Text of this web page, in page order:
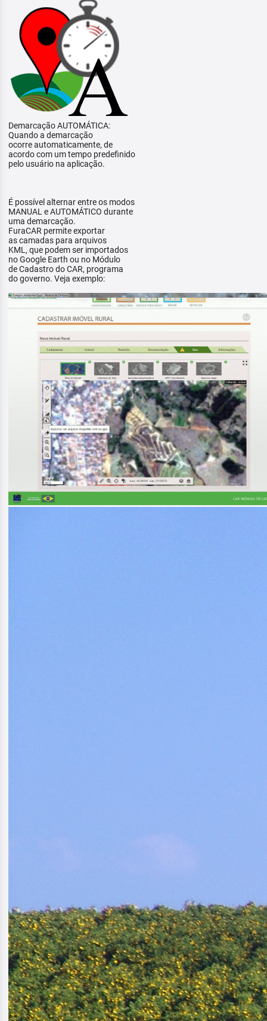
Demarcação AUTOMÁTICA:
Quando a demarcação
ocorre automaticamente, de
acordo com um tempo predefinido
pelo usuário na aplicação.
É possível alternar entre os modos
MANUAL e AUTOMÁTICO durante
uma demarcação.
FuraCAR permite exportar
as camadas para arquivos
KML, que podem ser importados
no Google Earth ou no Módulo
de Cadastro do CAR, programa
do governo. Veja exemplo: